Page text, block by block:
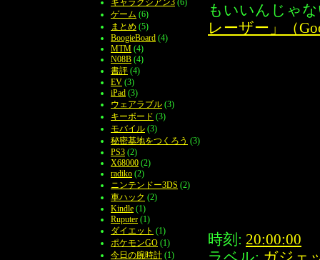
もいいんじゃ
レーザー」（
時刻: 20:00:00
ギャラクシアン3 (6)
ゲーム (6)
まとめ (5)
BoogieBoard (4)
MTM (4)
N08B (4)
書評 (4)
EV (3)
iPad (3)
ウェアラブル (3)
キーボード (3)
モバイル (3)
秘密基地をつくろう (3)
PS3 (2)
X68000 (2)
radiko (2)
ニンテンドー3DS (2)
車ハック (2)
Kindle (1)
Ruputer (1)
ダイエット (1)
ポケモンGO (1)
今日の腕時計 (1)